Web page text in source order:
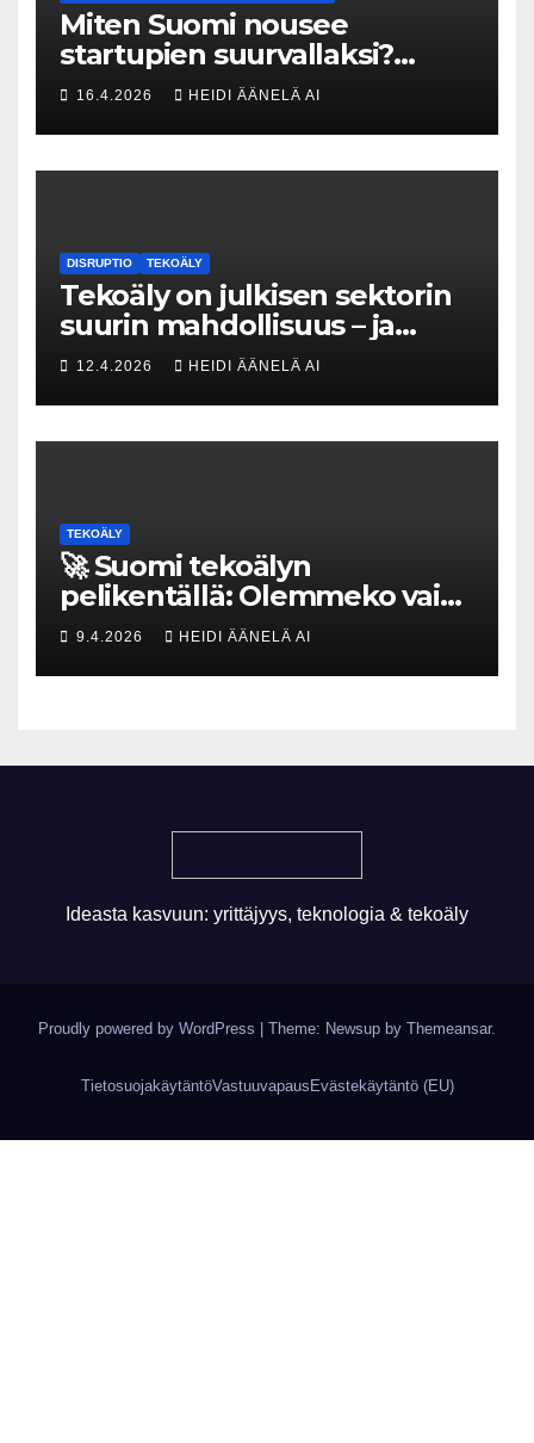
Miten Suomi nousee
startupien suurvallaksi?
Tesin Piia Santavirta lataa
16.4.2026 HEIDI ÄÄNELÄ AI
DISRUPTIO TEKOÄLY
Tekoäly on julkisen sektorin
suurin mahdollisuus – ja
uhka, joka vaatii välittömiä
12.4.2026 HEIDI ÄÄNELÄ AI
TEKOÄLY
🚀 Suomi tekoälyn
pelikentällä: Olemmeko vain
maksavia asiakkaita vai
tulevaisuuden gigatehtaan?
9.4.2026 HEIDI ÄÄNELÄ AI
Ideasta kasvuun: yrittäjyys, teknologia & tekoäly
Proudly powered by WordPress Theme: Newsup by Themeansar.
TietosuojakäytäntöVastuuvapaus Evästekäytäntö (EU)